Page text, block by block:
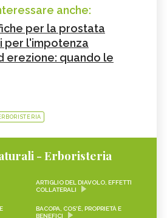
anche:
per la prostata
per l'impotenza
erezione: quando le
- Erboristeria
ARTIGLIO DEL DIAVOLO, EFFETTI
COLLATERALI
BACOPA, COS'È, PROPRIETÀ E
BENEFICI